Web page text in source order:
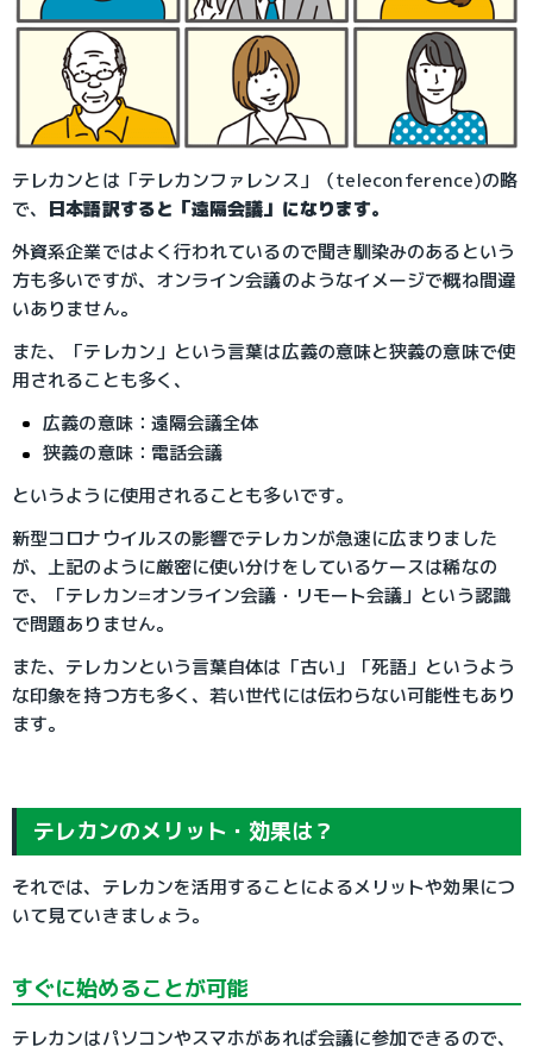
テレカンとは「テレカンファレンス」（teleconference)の略
で、 日本語訳すると「遠隔会議」になります。
外資系企業ではよく行われているので聞き馴染みのあるという
方も多いですが、オンライン会議のようなイメージで概ね間違
いありません。
また、「テレカン」という言葉は広義の意味と狭義の意味で使
用されることも多く、
広義の意味：遠隔会議全体
狭義の意味：電話会議
というように使用されることも多いです。
新型コロナウイルスの影響でテレカンが急速に広まりました
が、上記のように厳密に使い分けをしているケースは稀なの
で、「テレカン=オンライン会議・リモート会議」という認識
で問題ありません。
また、テレカンという言葉自体は「古い」「死語」というよう
な印象を持つ方も多く、若い世代には伝わらない可能性もあり
ます。
テレカンのメリット・効果は？
それでは、テレカンを活用することによるメリットや効果につ
いて見ていきましょう。
すぐに始めることが可能
テレカンはパソコンやスマホがあれば会議に参加できるので、